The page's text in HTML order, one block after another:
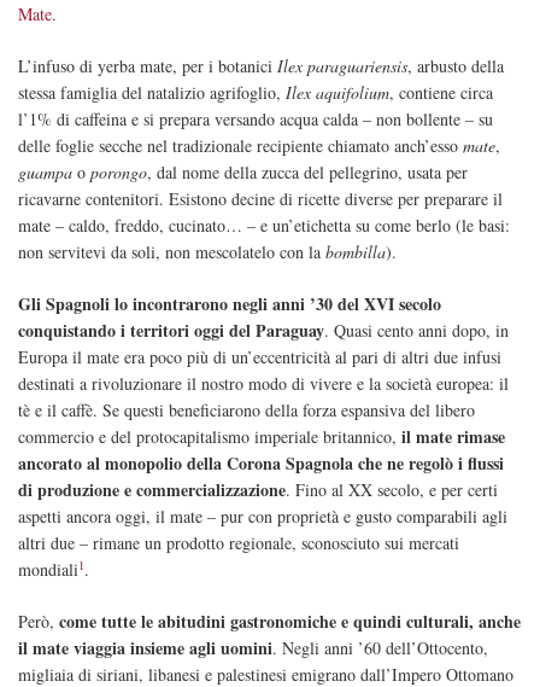
Mate.
L’infuso di yerba mate, per i botanici Ilex paraguariensis, arbusto della
stessa famiglia del natalizio agrifoglio, Ilex aquifolium, contiene circa
l’1% di caffeina e si prepara versando acqua calda – non bollente – su
delle foglie secche nel tradizionale recipiente chiamato anch’esso mate,
guampa o porongo, dal nome della zucca del pellegrino, usata per
ricavarne contenitori. Esistono decine di ricette diverse per preparare il
mate – caldo, freddo, cucinato… – e un’etichetta su come berlo (le basi:
non servitevi da soli, non mescolatelo con la bombilla).
Gli Spagnoli lo incontrarono negli anni ’30 del XVI secolo
conquistando i territori oggi del Paraguay. Quasi cento anni dopo, in
Europa il mate era poco più di un’eccentricità al pari di altri due infusi
destinati a rivoluzionare il nostro modo di vivere e la società europea: il
tè e il caffè. Se questi beneficiarono della forza espansiva del libero
commercio e del protocapitalismo imperiale britannico, il mate rimase
ancorato al monopolio della Corona Spagnola che ne regolò i flussi
di produzione e commercializzazione. Fino al XX secolo, e per certi
aspetti ancora oggi, il mate – pur con proprietà e gusto comparabili agli
altri due – rimane un prodotto regionale, sconosciuto sui mercati
mondiali1.
Però, come tutte le abitudini gastronomiche e quindi culturali, anche
il mate viaggia insieme agli uomini. Negli anni ’60 dell’Ottocento,
migliaia di siriani, libanesi e palestinesi emigrano dall’Impero Ottomano